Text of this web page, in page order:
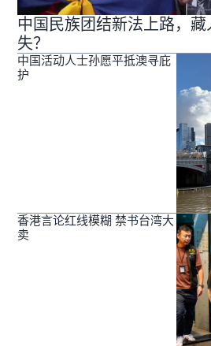
中国民族团结新法上路，
失？
中国活动人士孙愿平抵澳寻庇
护
香港言论红线模糊 禁书台湾大
卖